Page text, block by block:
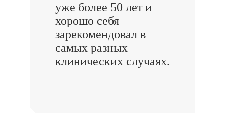
уже более 50 лет и
хорошо себя
зарекомендовал в
самых разных
клинических случаях.